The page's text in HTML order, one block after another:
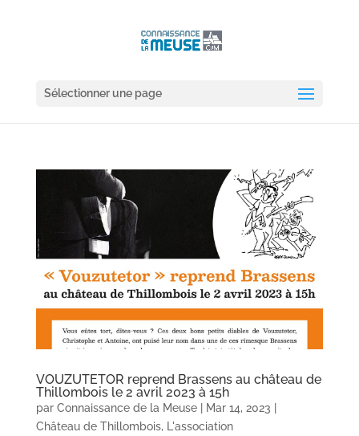
Sélectionner une page
VOUZUTETOR reprend Brassens au château de
Thillombois le 2 avril 2023 à 15h
par Connaissance de la Meuse| Mar 14, 2023
Château de Thillombois, L'association